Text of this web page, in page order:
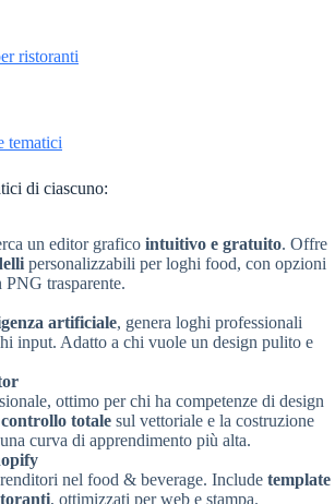
ristoranti
tematici
di ciascuno:
un editor grafico intuitivo e gratuito. Offre
personalizzabili per loghi food, con opzioni
trasparente.
artificiale, genera loghi professionali
input. Adatto a chi vuole un design pulito e
ottimo per chi ha competenze di design
controllo totale sul vettoriale e la costruzione
curva di apprendimento più alta.
nel food & beverage. Include template
, ottimizzati per web e stampa.